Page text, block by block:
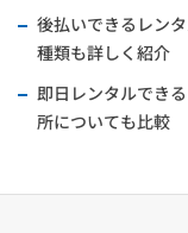
後払いできるレン
種類も詳しく紹介
即日レンタルでき
所についても比較